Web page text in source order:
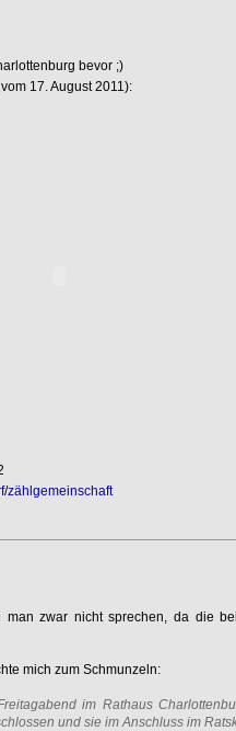
bevor ;)
17. August 2011):
/zählgemeinschaft
man zwar nicht sprechen, da die
mich zum Schmunzeln:
im Rathaus
und sie im Anschluss im